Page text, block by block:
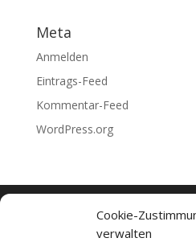
Cookie-
verwalten
Meta
Anmelden
Eintrags-Feed
Kommentar-Feed
WordPress.org
Carmen Mühl